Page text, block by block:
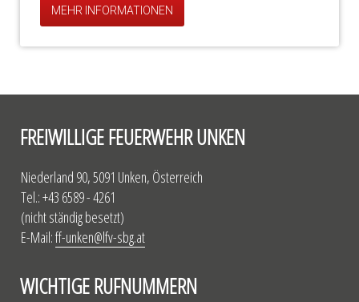
MEHR INFORMATIONEN
FREIWILLIGE FEUERWEHR UNKEN
Niederland 90, 5091 Unken, Österreich
Tel.: +43 6589 - 4261
(nicht ständig besetzt)
E-Mail:ff-unken@lfv-sbg.at
WICHTIGE RUFNUMMERN